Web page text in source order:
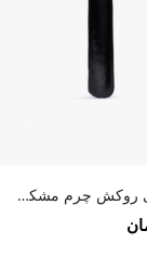
پاشنه کش فلزی روکش چرم مشکی ورنی